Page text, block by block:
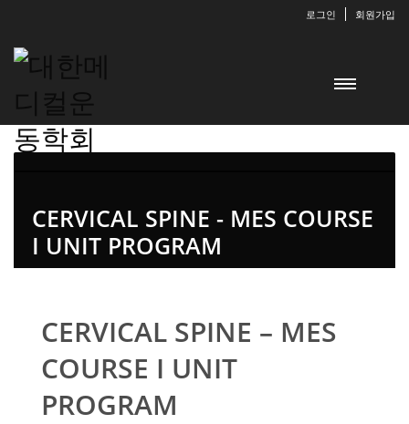
로그인 회원가입
CERVICAL SPINE - MES COURSE
I UNIT PROGRAM
CERVICAL SPINE – MES
COURSE I UNIT
PROGRAM